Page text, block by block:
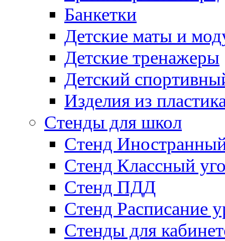
Банкетки
Детские маты и
Детские тренажеры
Детский
Изделия из
Стенды для школ
Стенд
Стенд Классный
Стенд ПДД
Стенд Расписание
Стенды для